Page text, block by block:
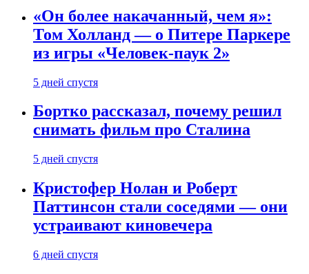
«Он более накачанный, чем я»:
Том Холланд — о Питере Паркере
из игры «Человек-паук 2»
5 дней спустя
Бортко рассказал, почему решил
снимать фильм про Сталина
5 дней спустя
Кристофер Нолан и Роберт
Паттинсон стали соседями — они
устраивают киновечера
6 дней спустя